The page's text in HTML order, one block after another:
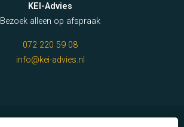
KEI-Advies
Bezoek alleen op afspraak
072 220 59 08
info@kei-advies.nl